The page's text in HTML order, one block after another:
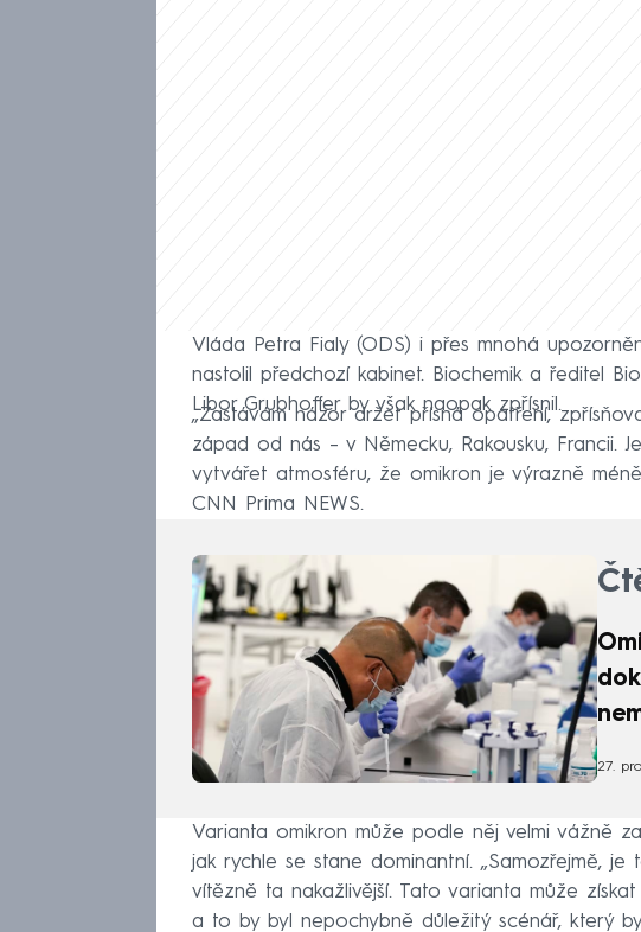
Vláda Petra Fialy (ODS) i přes mnohá
nastolil předchozí kabinet. Biochemik a ředitel
Libor Grubhoffer by však naopak zpřísnil.
„Zastávám názor držet přísná opatření,
západ od nás – v Německu, Rakousku, Francii.
vytvářet atmosféru, že omikron je výrazně
CNN Prima NEWS.
27. pro
Varianta omikron může podle něj velmi vážně
jak rychle se stane dominantní. „Samozřejmě,
vítězně ta nakažlivější. Tato varianta může
a to by byl nepochybně důležitý scénář, který